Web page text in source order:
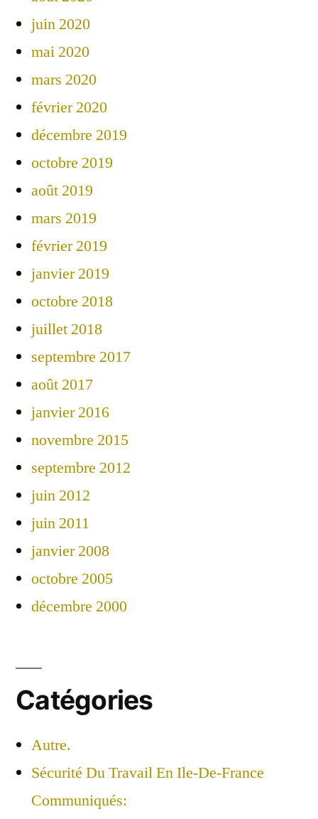
juin 2020
mai 2020
mars 2020
février 2020
décembre 2019
octobre 2019
août 2019
mars 2019
février 2019
janvier 2019
octobre 2018
juillet 2018
septembre 2017
août 2017
janvier 2016
novembre 2015
septembre 2012
juin 2012
juin 2011
janvier 2008
octobre 2005
décembre 2000
Catégories
Autre.
Sécurité Du Travail En Ile-De-France
Communiqués: